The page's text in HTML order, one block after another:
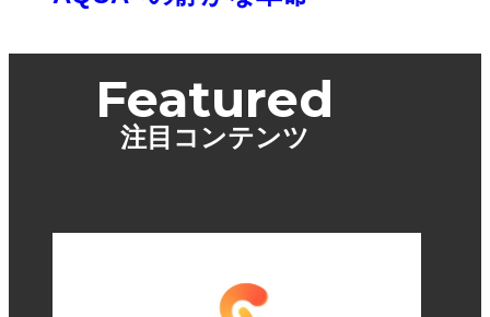
Featured
注目コンテンツ